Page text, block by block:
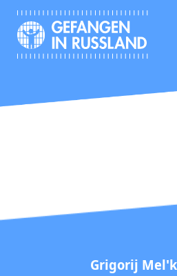
Grigorij